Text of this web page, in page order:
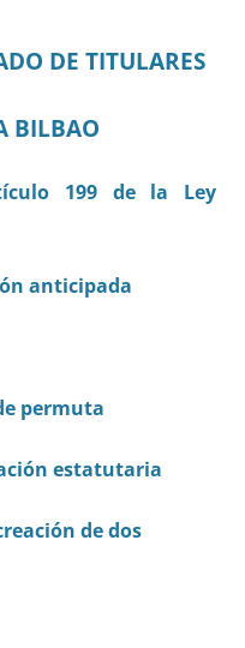
DE TITULARES
BILBAO
199 de la Ley
anticipada
permuta
estatutaria
de dos